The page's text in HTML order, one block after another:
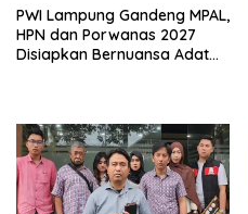
PWI Lampung Gandeng MPAL,
HPN dan Porwanas 2027
Disiapkan Bernuansa Adat